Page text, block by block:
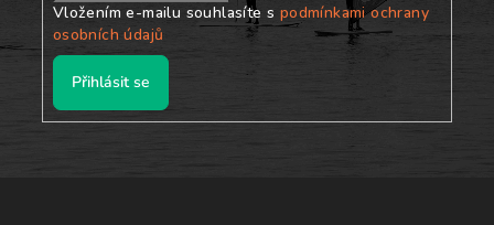
Vložením e-mailu souhlasíte s podmínkami ochrany
osobních údajů
Přihlásit se